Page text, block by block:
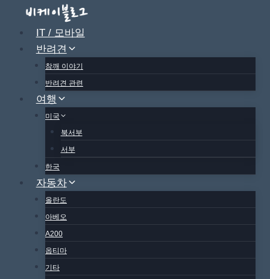
IT / 모바일
반려견
참깨 이야기
반려견 관련
여행
미국
북서부
서부
한국
자동차
올란도
아베오
A200
옵티마
기타